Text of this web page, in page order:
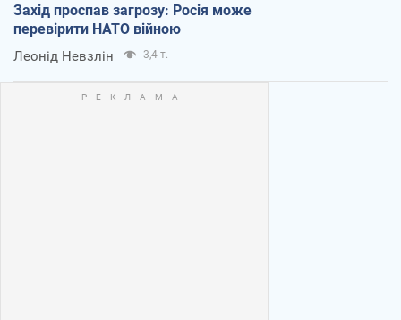
Захід проспав загрозу: Росія може
перевірити НАТО війною
Леонід Невзлін 3,4 т.